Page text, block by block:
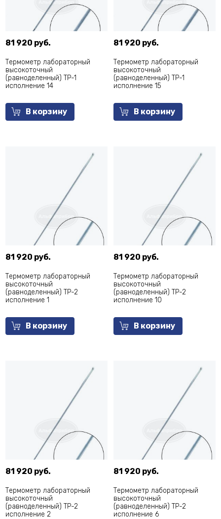
81 920 руб.
Термометр лабораторный
высокоточный
(равноделенный) ТР-1
исполнение 14
В корзину
81 920 руб.
Термометр лабораторный
высокоточный
(равноделенный) ТР-1
исполнение 15
В корзину
81 920 руб.
Термометр лабораторный
высокоточный
(равноделенный) ТР-2
исполнение 1
В корзину
81 920 руб.
Термометр лабораторный
высокоточный
(равноделенный) ТР-2
исполнение 10
В корзину
81 920 руб.
Термометр лабораторный
высокоточный
(равноделенный) ТР-2
исполнение 2
81 920 руб.
Термометр лабораторный
высокоточный
(равноделенный) ТР-2
исполнение 6